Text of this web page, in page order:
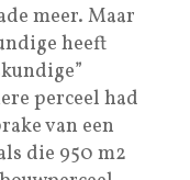
meer. Maar
heeft
perceel had
van een
die 950 m2